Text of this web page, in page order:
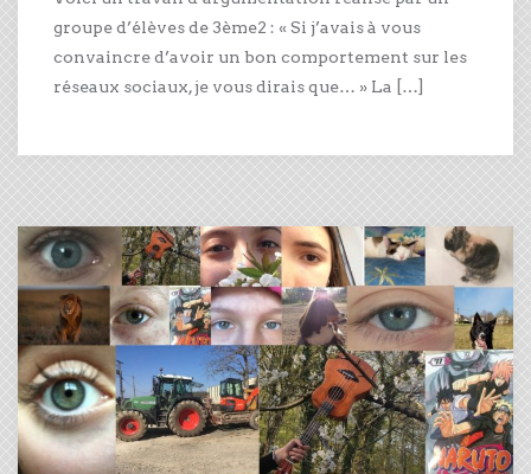
groupe d’élèves de 3ème2 : « Si j’avais à vous
convaincre d’avoir un bon comportement sur les
réseaux sociaux, je vous dirais que… » La […]